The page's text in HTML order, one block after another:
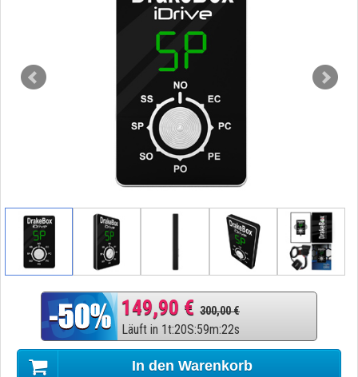
149,90 € 300,00 €
Läuft in 1t:20S:59m:21s
In den Warenkorb